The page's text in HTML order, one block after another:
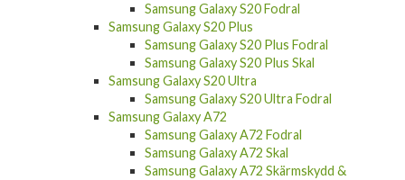
Samsung Galaxy S20 Fodral
Samsung Galaxy S20 Plus
Samsung Galaxy S20 Plus Fodral
Samsung Galaxy S20 Plus Skal
Samsung Galaxy S20 Ultra
Samsung Galaxy S20 Ultra Fodral
Samsung Galaxy A72
Samsung Galaxy A72 Fodral
Samsung Galaxy A72 Skal
Samsung Galaxy A72 Skärmskydd &